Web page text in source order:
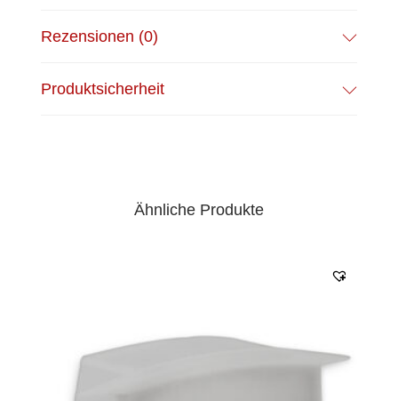
Rezensionen (0)
Produktsicherheit
Ähnliche Produkte